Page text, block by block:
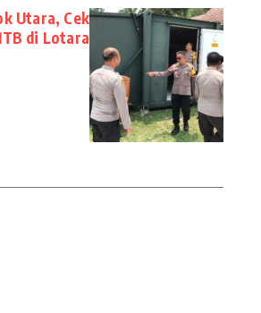
Utara, Cek
di Lotara